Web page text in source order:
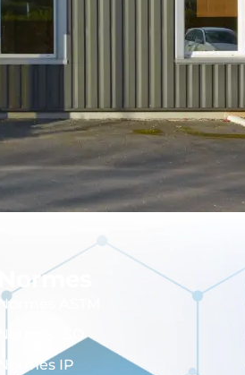
Normes
Normes ASTM
Normes ISO
Normes IP